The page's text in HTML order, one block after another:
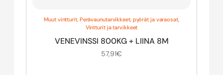
Muut vintturit, Perävaunutarvikkeet, pyörät ja varaosat,
Vintturit ja tarvikkeet
VENEVINSSI 800KG + LIINA 8M
57,91€